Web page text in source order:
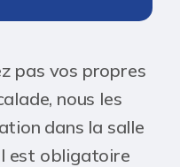
pas vos propres
nous les
dans la salle
est obligatoire